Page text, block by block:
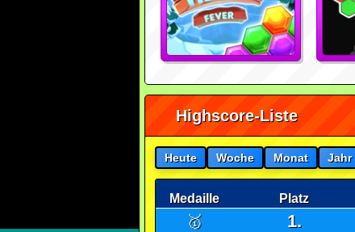
Highscore-Liste
Heute Woche Monat Jahr
Medaille Platz
🥇 1.